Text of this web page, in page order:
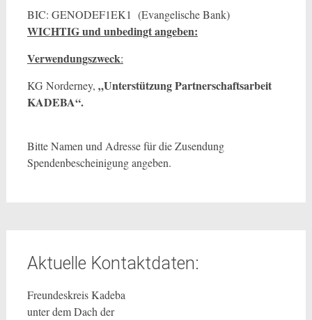
BIC: GENODEF1EK1 (Evangelische Bank)
WICHTIG und unbedingt angeben:
Verwendungszweck:
KG Norderney, „Unterstützung Partnerschaftsarbeit
KADEBA“.
Bitte Namen und Adresse für die Zusendung
Spendenbescheinigung angeben.
Aktuelle Kontaktdaten:
Freundeskreis Kadeba
unter dem Dach der